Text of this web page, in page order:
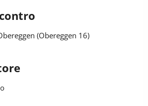
(Obereggen 16)